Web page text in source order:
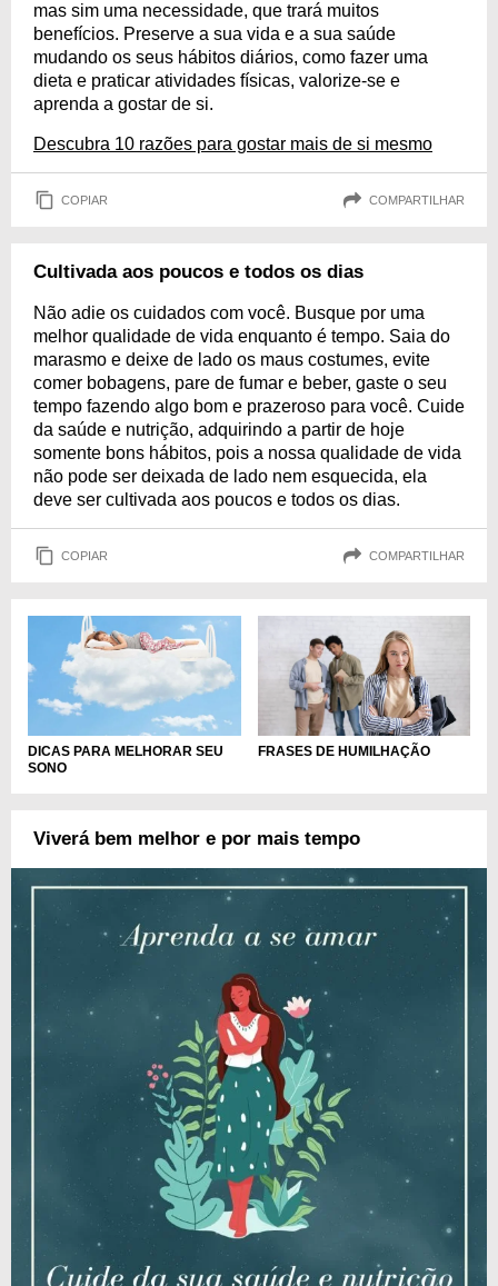
mas sim uma necessidade, que trará muitos
benefícios. Preserve a sua vida e a sua saúde
mudando os seus hábitos diários, como fazer uma
dieta e praticar atividades físicas, valorize-se e
aprenda a gostar de si.
Descubra 10 razões para gostar mais de si mesmo
COPIAR COMPARTILHAR
Cultivada aos poucos e todos os dias
Não adie os cuidados com você. Busque por uma
melhor qualidade de vida enquanto é tempo. Saia do
marasmo e deixe de lado os maus costumes, evite
comer bobagens, pare de fumar e beber, gaste o seu
tempo fazendo algo bom e prazeroso para você. Cuide
da saúde e nutrição, adquirindo a partir de hoje
somente bons hábitos, pois a nossa qualidade de vida
não pode ser deixada de lado nem esquecida, ela
deve ser cultivada aos poucos e todos os dias.
COPIAR COMPARTILHAR
DICAS PARA MELHORAR SEU
SONO
FRASES DE HUMILHAÇÃO
Viverá bem melhor e por mais tempo